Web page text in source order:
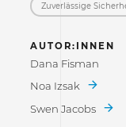
Zuverlässige
AUTOR:INNEN
Dana Fisman
Noa Izsak
Swen Jacobs